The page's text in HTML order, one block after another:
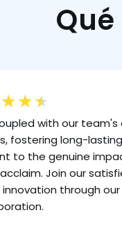
★ ★ ★
with our team's
fostering long-
to the genuine
Join our
through